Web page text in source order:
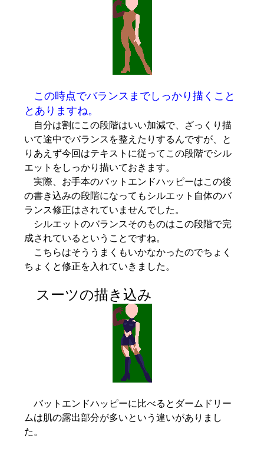
この時点でバランスまでしっかり描くこと
とありますね。
自分は割にこの段階はいい加減で、ざっくり描
いて途中でバランスを整えたりするんですが、と
りあえず今回はテキストに従ってこの段階でシル
エットをしっかり描いておきます。
実際、お手本のバットエンドハッピーはこの後
の書き込みの段階になってもシルエット自体のバ
ランス修正はされていませんでした。
シルエットのバランスそのものはこの段階で完
成されているということですね。
こちらはそううまくもいかなかったのでちょく
ちょくと修正を入れていきました。
スーツの描き込み
バットエンドハッピーに比べるとダームドリー
ムは肌の露出部分が多いという違いがありまし
た。